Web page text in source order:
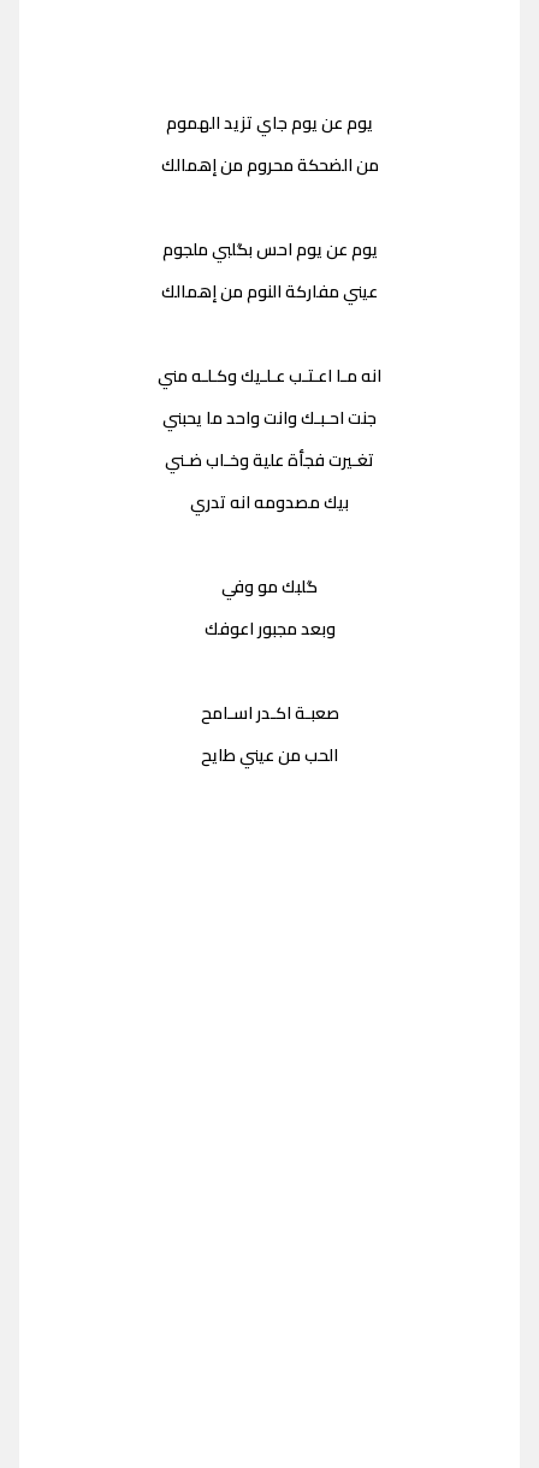
يوم عن يوم جاي تزيد الهموم
من الضحكة محروم من إهمالك
يوم عن يوم احس بگلبي ملجوم
عيني مفاركة النوم من إهمالك
انه مـا اعـتـب عـلـيك وكـلـه مني
جنت احـبـك وانت واحد ما يحبني
تغـيرت فجأة علية وخـاب ضـني
بيك مصدومه انه تدري
گلبك مو وفي
وبعد مجبور اعوفك
صعبـة اكـدر اسـامح
الحب من عيني طايح